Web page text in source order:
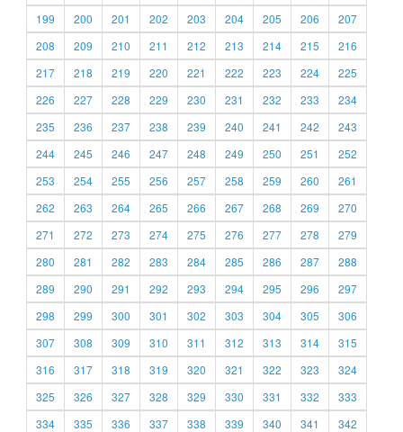
199
200 201 202 203 204 205 206
207
208
209 210 211 212 213 214 215
216
217
218 219 220 221 222 223 224
225
226
227 228 229 230 231 232 233
234
235
236 237 238 239 240 241 242
243
244
245 246 247 248 249 250 251
252
253
254 255 256 257 258 259 260
261
262
263 264 265 266 267 268 269
270
271
272 273 274 275 276 277 278
279
280
281 282 283 284 285 286 287
288
289
290 291 292 293 294 295 296
297
298
299 300 301 302 303 304 305
306
307
308 309 310 311 312 313 314
315
316
317 318 319 320 321 322 323
324
325
326 327 328 329 330 331 332
333
334
335 336 337 338 339 340 341 342